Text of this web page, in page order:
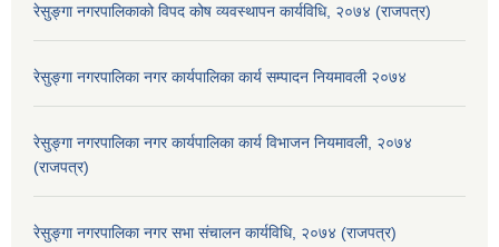
रेसुङ्गा नगरपालिकाको विपद कोष व्यवस्थापन कार्यविधि, २०७४ (राजपत्र)
रेसुङ्गा नगरपालिका नगर कार्यपालिका कार्य सम्पादन नियमावली २०७४
रेसुङ्गा नगरपालिका नगर कार्यपालिका कार्य विभाजन नियमावली, २०७४
(राजपत्र)
रेसुङ्गा नगरपालिका नगर सभा संचालन कार्यविधि, २०७४ (राजपत्र)